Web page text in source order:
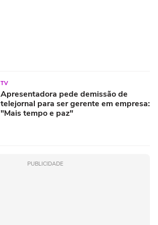
TV
Apresentadora pede demissão de
telejornal para ser gerente em empresa:
"Mais tempo e paz"
PUBLICIDADE